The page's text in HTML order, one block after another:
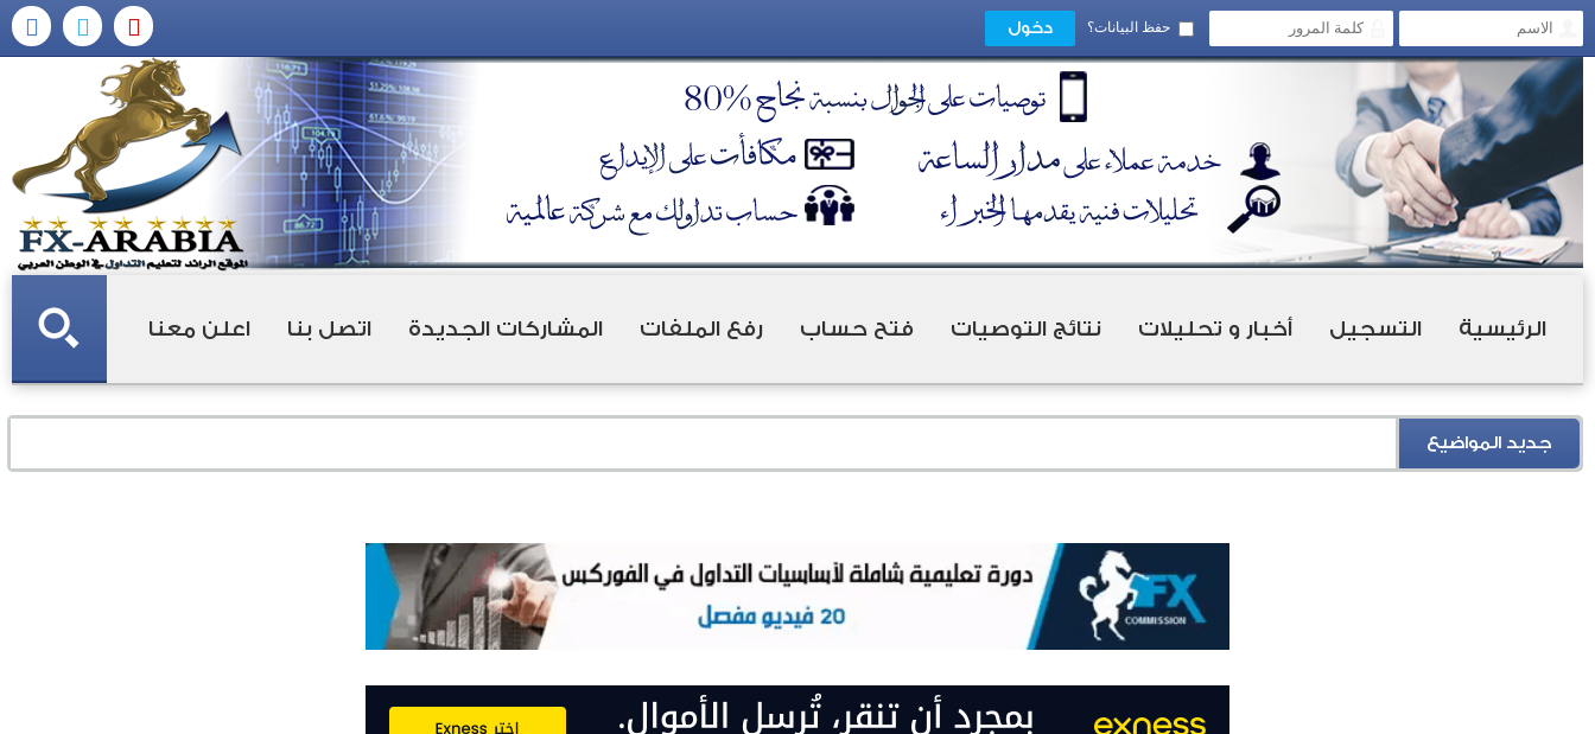
حفظ البيانات؟
الرئيسية التسجيل أخبار و تحليلات نتائج التوصيات فتح حساب رفع الملفات المشاركات الجديدة اتصل بنا اعلن معنا
جديد المواضيع